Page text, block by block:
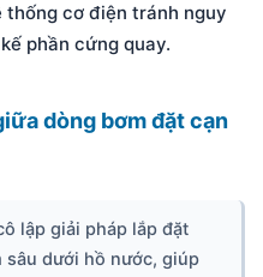
thống cơ điện tránh nguy
phần cứng quay.
dòng bơm đặt cạn
lập giải pháp lắp đặt
dưới hồ nước, giúp